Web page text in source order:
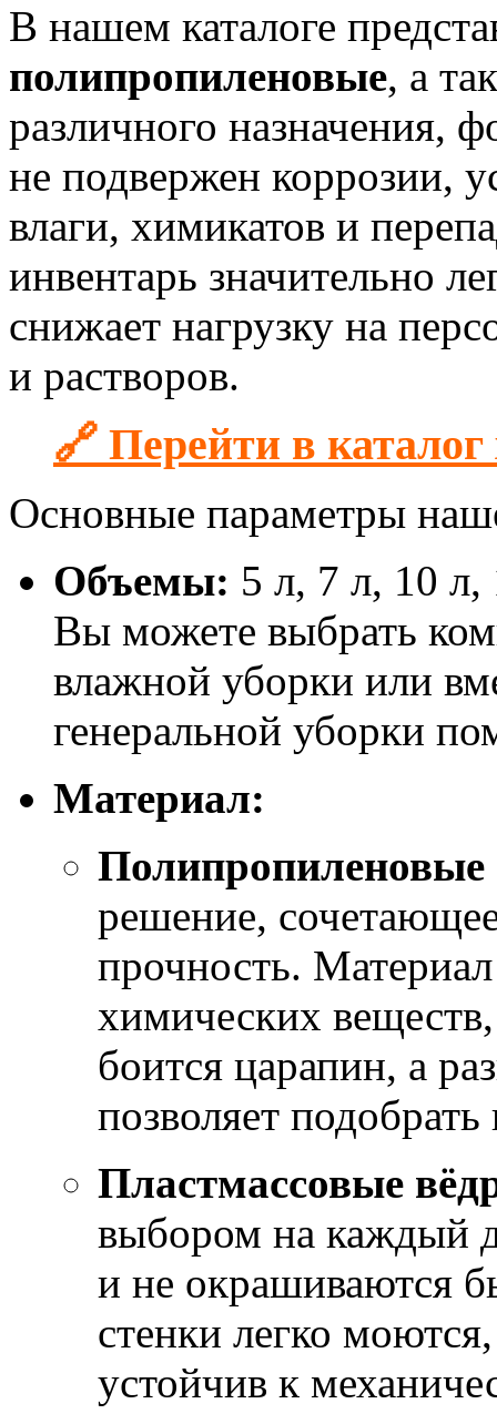
В нашем каталоге
полипропиленовые, а
различного назначения,
не подвержен коррозии,
влаги, химикатов и
инвентарь значительно
снижает нагрузку на
и растворов.
🔗 Перейти в
Основные параметры
Объемы: 5 л, 7 л, 10 л,
Вы можете выбрать
влажной уборки или
генеральной уборки
Материал:
Полипропиленовые
решение,
прочность.
химических
боится царапин, а
позволяет
Пластмассовые
выбором на каждый
и не окрашиваются
стенки легко
устойчив к